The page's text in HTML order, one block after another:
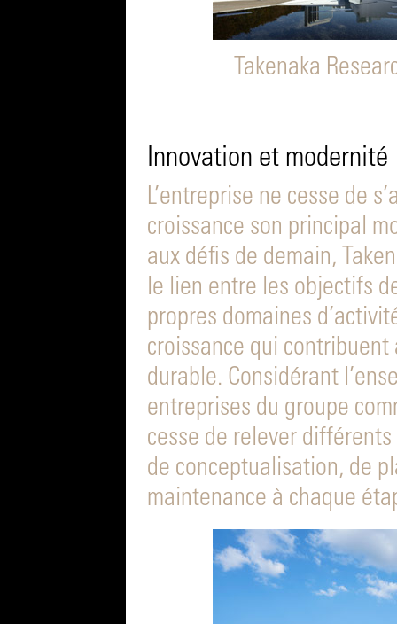
Takenaka
Innovation et modernité
L’entreprise ne cesse de
croissance son principal
aux défis de demain,
le lien entre les objectifs
propres domaines
croissance qui contribuent
durable. Considérant
entreprises du groupe
cesse de relever
de conceptualisation, de
maintenance à chaque